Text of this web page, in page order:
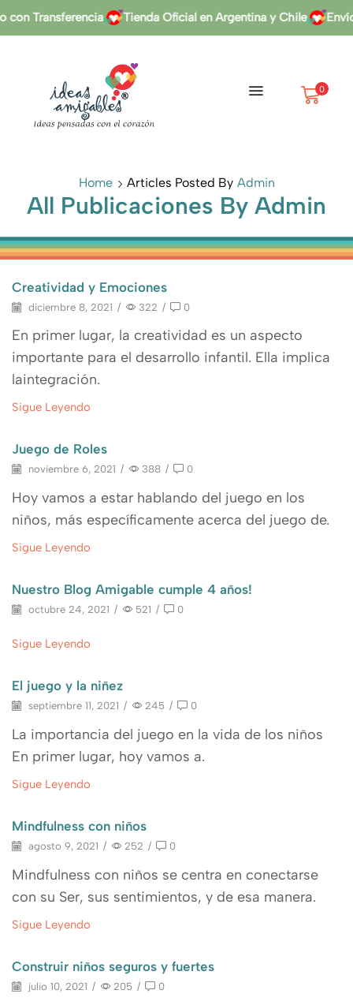
Transferencia Tienda Oficial en Argentina y Chile
0
Home Articles Posted By Admin
All Publicaciones By Admin
Creatividad y Emociones
diciembre 8, 2021 / 322 / 0
En primer lugar, la creatividad es un aspecto
importante para el desarrollo infantil. Ella implica
laintegración.
Sigue Leyendo
Juego de Roles
noviembre 6, 2021 / 388 / 0
Hoy vamos a estar hablando del juego en los
niños, más específicamente acerca del juego de.
Sigue Leyendo
Nuestro Blog Amigable cumple 4 años!
octubre 24, 2021 / 521 / 0
Sigue Leyendo
El juego y la niñez
septiembre 11, 2021 / 245 / 0
La importancia del juego en la vida de los niños
En primer lugar, hoy vamos a.
Sigue Leyendo
Mindfulness con niños
agosto 9, 2021 / 252 / 0
Mindfulness con niños se centra en conectarse
con su Ser, sus sentimientos, y de esa manera.
Sigue Leyendo
Construir niños seguros y fuertes
julio 10, 2021 / 205 / 0